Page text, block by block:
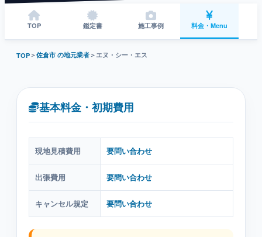
TOP 鑑定書 施工事例 料金・Menu
TOP＞佐倉市 の地元業者＞ エヌ・シー・エス
基本料金・初期費用
現地見積費用 要問い合わせ
出張費用 要問い合わせ
キャンセル規定 要問い合わせ